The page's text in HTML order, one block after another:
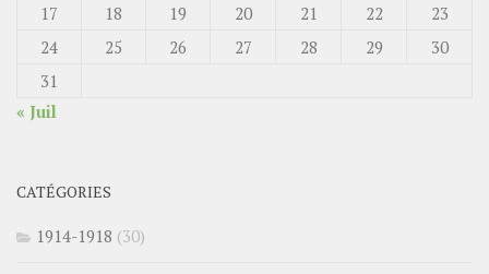
17
18 19 20 21 22
23
24
25 26 27 28 29
30
31
« Juil
CATÉGORIES
1914-1918 (30)